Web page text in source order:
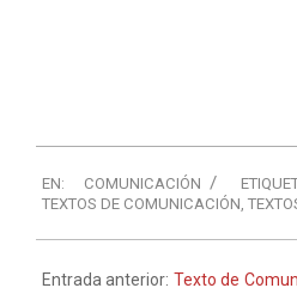
EN: COMUNICACIÓN
TEXTOS DE COMUNICACIÓN
Entrada anterior: Texto de